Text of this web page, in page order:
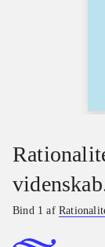
Bind 1 af